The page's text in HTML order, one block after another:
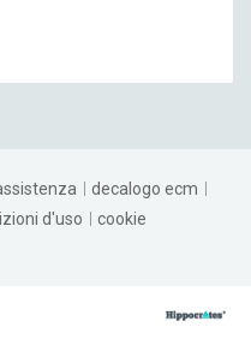
decalogo ecm
d'uso cookie